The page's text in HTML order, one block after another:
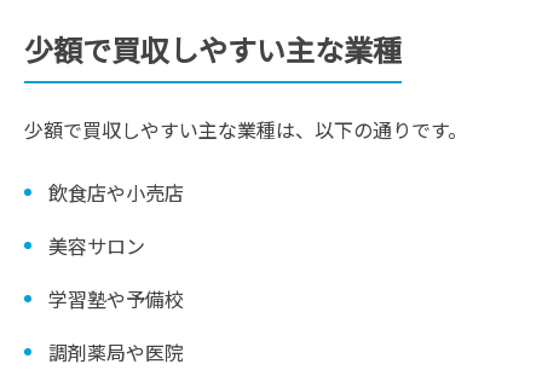
少額で買収しやすい主な業種
少額で買収しやすい主な業種は、以下の通りです。
飲食店や小売店
美容サロン
学習塾や予備校
調剤薬局や医院